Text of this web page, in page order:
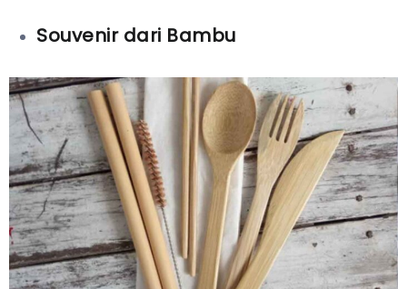
Souvenir dari Bambu